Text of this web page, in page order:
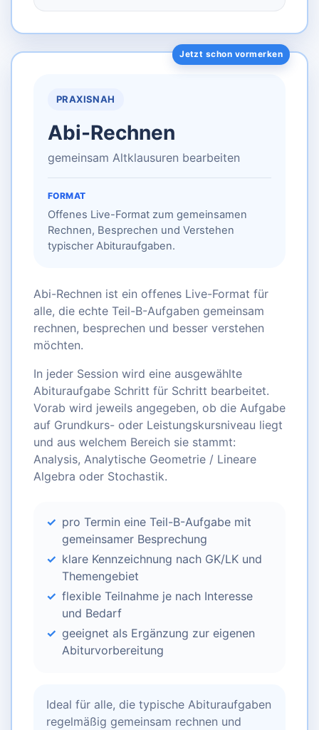
PRAXISNAH
Abi-Rechnen
gemeinsam Altklausuren bearbeiten
FORMAT
Offenes Live-Format zum gemeinsamen
Rechnen, Besprechen und Verstehen
typischer Abituraufgaben.
Abi-Rechnen ist ein offenes Live-Format für
alle, die echte Teil-B-Aufgaben gemeinsam
rechnen, besprechen und besser verstehen
möchten.
In jeder Session wird eine ausgewählte
Abituraufgabe Schritt für Schritt bearbeitet.
Vorab wird jeweils angegeben, ob die Aufgabe
auf Grundkurs- oder Leistungskursniveau liegt
und aus welchem Bereich sie stammt:
Analysis, Analytische Geometrie / Lineare
Algebra oder Stochastik.
pro Termin eine Teil-B-Aufgabe mit
gemeinsamer Besprechung
klare Kennzeichnung nach GK/LK und
Themengebiet
flexible Teilnahme je nach Interesse
und Bedarf
geeignet als Ergänzung zur eigenen
Abiturvorbereitung
Ideal für alle, die typische Abituraufgaben
regelmäßig gemeinsam rechnen und